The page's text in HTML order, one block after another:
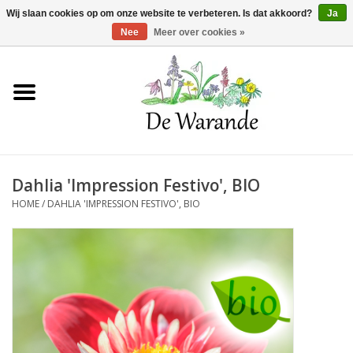
Winkelwagen >0 Artikelen - €0,00
Home
Voorjaarsbloeiers
Zomerbloeiers
Schaduwplanten
Dahlia 'Impression Festivo', BIO
HOME/ DAHLIA 'IMPRESSION FESTIVO', BIO
Wij slaan cookies op om onze website te verbeteren. Is dat akkoord?
Ja
Nee
Meer over cookies »